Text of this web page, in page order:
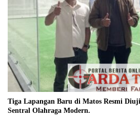
Tiga Lapangan Baru di Matos Resmi
Sentral Olahraga Modern.